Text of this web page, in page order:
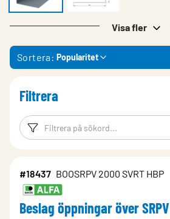
Visa fler
Sortera: Popularitet
Filtrera
Filtreringsord
#18437 BOOSRPV 2000 SVRT HBP
Beslag öppningar över SRPV